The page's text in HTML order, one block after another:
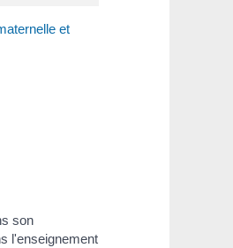
et
son
l'enseignement